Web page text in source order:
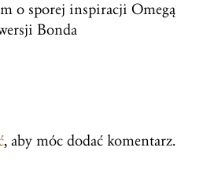
o sporej inspiracji Omegą
Bonda
, aby móc dodać komentarz.